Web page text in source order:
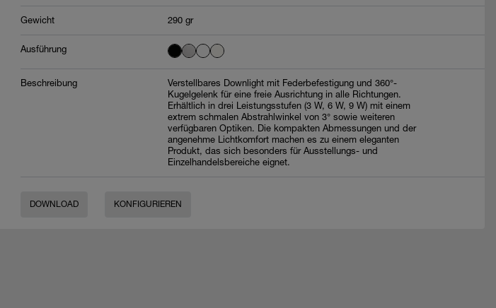
Gewicht 290 gr
Ausführung
Beschreibung
Verstellbares Downlight mit Federbefestigung und 360°-
Kugelgelenk für eine freie Ausrichtung in alle Richtungen.
Erhältlich in drei Leistungsstufen (3 W, 6 W, 9 W) mit einem
extrem schmalen Abstrahlwinkel von 3° sowie weiteren
verfügbaren Optiken. Die kompakten Abmessungen und der
angenehme Lichtkomfort machen es zu einem eleganten
Produkt, das sich besonders für Ausstellungs- und
Einzelhandelsbereiche eignet.
DOWNLOAD KONFIGURIEREN